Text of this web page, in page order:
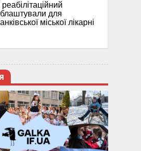
для
міської лікарні